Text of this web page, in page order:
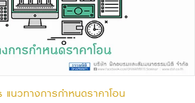
นวทางการกำหนดราคาโอน